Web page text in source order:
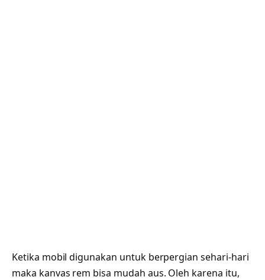
Ketika mobil digunakan untuk berpergian sehari-hari
maka kanvas rem bisa mudah aus. Oleh karena itu,